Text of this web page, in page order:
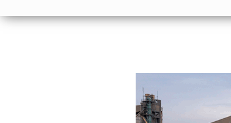
Estoy de acuerdo con las condiciones y